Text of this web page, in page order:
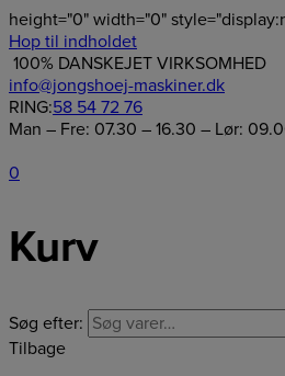
height="0" width="0"
Hop til indholdet
100% DANSKEJET VIRKSOMHED
info@jongshoej-maskiner.dk
RING:58 54 72 76
Man – Fre: 07.30 – 16.30 – Lør:
0
Kurv
Søg efter:
Tilbage